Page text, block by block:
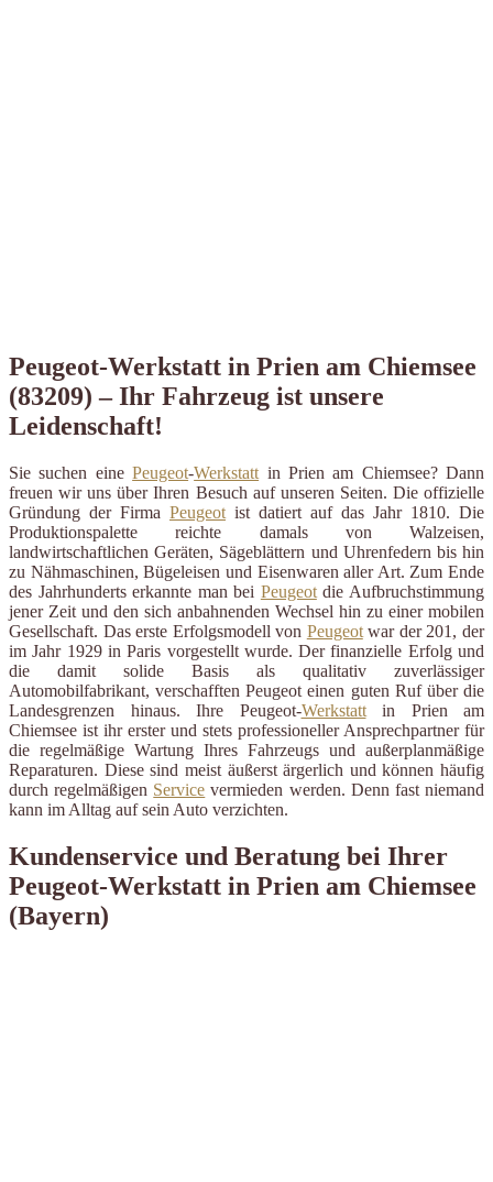
Peugeot-Werkstatt in Prien am Chiemsee
(83209) – Ihr Fahrzeug ist unsere
Leidenschaft!
Sie suchen einePeugeot-Werkstatt in Prien am Chiemsee? Dann
freuen wir uns über Ihren Besuch auf unseren Seiten. Die offizielle
Gründung der Firma Peugeot ist datiert auf das Jahr 1810. Die
Produktionspalette reichte damals von Walzeisen,
landwirtschaftlichen Geräten, Sägeblättern und Uhrenfedern bis hin
zu Nähmaschinen, Bügeleisen und Eisenwaren aller Art. Zum Ende
des Jahrhunderts erkannte man bei Peugeotdie Aufbruchstimmung
jener Zeit und den sich anbahnenden Wechsel hin zu einer mobilen
Gesellschaft. Das erste Erfolgsmodell von Peugeotwar der 201, der
im Jahr 1929 in Paris vorgestellt wurde. Der finanzielle Erfolg und
die damit solide Basis als qualitativ zuverlässiger
Automobilfabrikant, verschafften Peugeot einen guten Ruf über die
Landesgrenzen hinaus. Ihre Peugeot-Werkstattin Prien am
Chiemsee ist ihr erster und stets professioneller Ansprechpartner für
die regelmäßige Wartung Ihres Fahrzeugs und außerplanmäßige
Reparaturen. Diese sind meist äußerst ärgerlich und können häufig
durch regelmäßigen Service vermieden werden. Denn fast niemand
kann im Alltag auf sein Auto verzichten.
Kundenservice und Beratung bei Ihrer
Peugeot-Werkstatt in Prien am Chiemsee
(Bayern)